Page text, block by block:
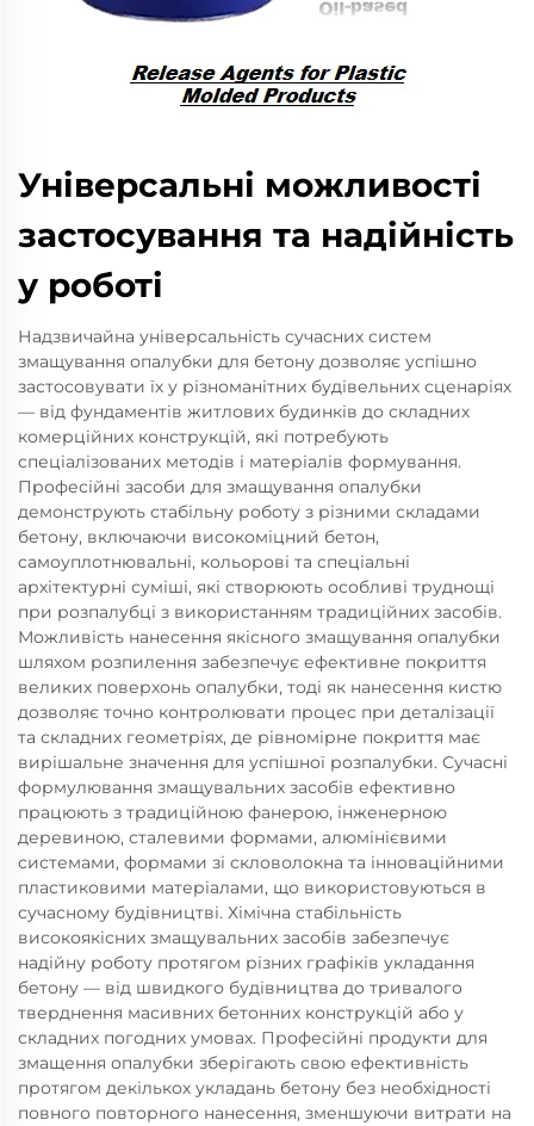
Універсальні можливості
застосування та надійність
у роботі
Надзвичайна універсальність сучасних систем
змащування опалубки для бетону дозволяє успішно
застосовувати їх у різноманітних будівельних сценаріях
— від фундаментів житлових будинків до складних
комерційних конструкцій, які потребують
спеціалізованих методів і матеріалів формування.
Професійні засоби для змащування опалубки
демонструють стабільну роботу з різними складами
бетону, включаючи високоміцний бетон,
самоуплотнювальні, кольорові та спеціальні
архітектурні суміші, які створюють особливі труднощі
при розпалубці з використанням традиційних засобів.
Можливість нанесення якісного змащування опалубки
шляхом розпилення забезпечує ефективне покриття
великих поверхонь опалубки, тоді як нанесення кистю
дозволяє точно контролювати процес при деталізації
та складних геометріях, де рівномірне покриття має
вирішальне значення для успішної розпалубки. Сучасні
формулювання змащувальних засобів ефективно
працюють з традиційною фанерою, інженерною
деревиною, сталевими формами, алюмінієвими
системами, формами зі скловолокна та інноваційними
пластиковими матеріалами, що використовуються в
сучасному будівництві. Хімічна стабільність
високоякісних змащувальних засобів забезпечує
надійну роботу протягом різних графіків укладання
бетону — від швидкого будівництва до тривалого
тверднення масивних бетонних конструкцій або у
складних погодних умовах. Професійні продукти для
змащення опалубки зберігають свою ефективність
протягом декількох укладань бетону без необхідності
повного повторного нанесення, зменшуючи витрати на